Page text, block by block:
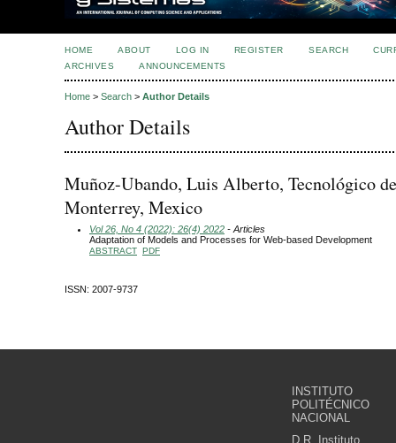
HOME ABOUT LOG IN REGISTER SEARCH
ARCHIVES
ANNOUNCEMENTS
Home > Search > Author Details
Author Details
Muñoz-Ubando, Luis Alberto, Tecnológico de
Monterrey, Mexico
Vol 26, No 4 (2022): 26(4) 2022 - Articles
Adaptation of Models and Processes for Web-based Development
ABSTRACT PDF
ISSN: 2007-9737
INSTITUTO
POLITÉCNICO
NACIONAL
D.R. Instituto